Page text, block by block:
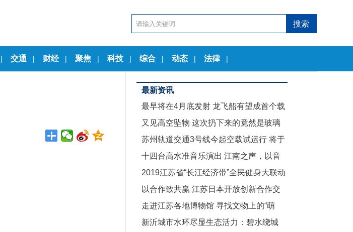
| 交通 | 财经 | 聚焦 | 科技 | 综合 | 动态 | 法律 |
最新资讯
最早将在4月底发射 龙飞船有望成首个载
人商业航天器
又见高空坠物 这次扔下来的竟然是玻璃
茶几
苏州轨道交通3号线今起空载试运行 将于
12月底试运营
十四台高水准音乐演出 江南之声，以音
乐节的名义致敬古典
2019江苏省“长江经济带”全民健身大联动
暨“舞动江苏”无锡赛区启动仪式举行
以合作致共赢 江苏日本开放创新合作交
流会在东京举行
走进江苏各地博物馆 寻找文物上的“萌
娃”们
新沂城市水环尽显生态活力：碧水绕城